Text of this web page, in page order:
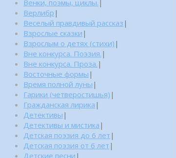
Венки, поэмы, циклы. |
Верлибр |
Веселый правдивый рассказ |
Взрослые сказки |
Взрослым о детях (стихи) |
Вне конкурса. Поэзия. |
Вне конкурса. Проза. |
Восточные формы |
Время полной луны |
Гарики (четверостишья) |
Гражданская лирика |
Детективы |
Детективы и мистика |
Детская поэзия до 6 лет |
Детская поэзия от 6 лет |
Детские песни |